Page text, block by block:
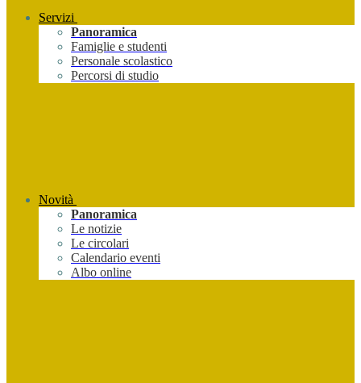
Servizi
Panoramica
Famiglie e studenti
Personale scolastico
Percorsi di studio
Novità
Panoramica
Le notizie
Le circolari
Calendario eventi
Albo online